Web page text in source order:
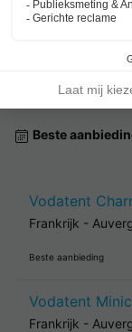
Goedkope
Auvergne
Beste
Vodatent
Frankrijk -
Beste aanbieding
Vodatent
Frankrijk -